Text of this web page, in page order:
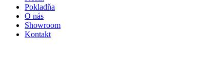
Pokladňa
O nás
Showroom
Kontakt